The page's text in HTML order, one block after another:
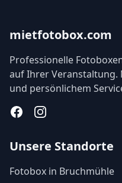
mietfotobox.com
Professionelle
auf Ihrer
und persönlichem
FacebookInstagram
Unsere Standorte
Fotobox in Bruchmühle